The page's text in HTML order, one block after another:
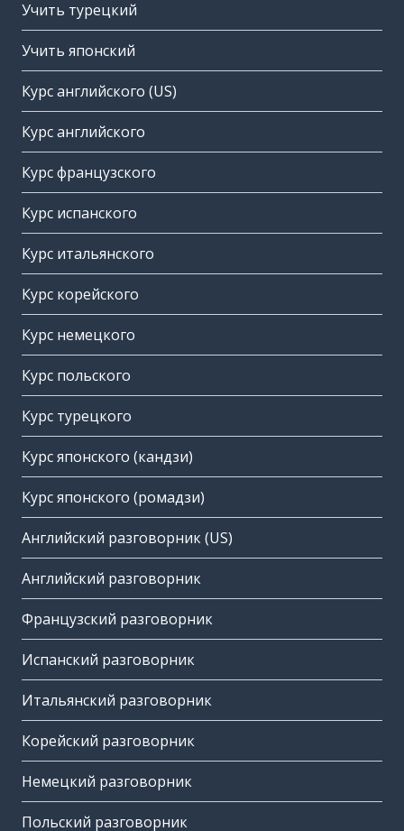
Учить турецкий
Учить японский
Курс английского (US)
Курс английского
Курс французского
Курс испанского
Курс итальянского
Курс корейского
Курс немецкого
Курс польского
Курс турецкого
Курс японского (кандзи)
Курс японского (ромадзи)
Английский разговорник (US)
Английский разговорник
Французский разговорник
Испанский разговорник
Итальянский разговорник
Корейский разговорник
Немецкий разговорник
Польский разговорник